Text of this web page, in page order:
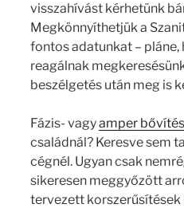
visszahívást kérhetünk
Megkönnyíthetjük a
fontos adatunkat – pláne,
reagálnak
beszélgetés után meg is
Fázis- vagyamper bővítés
családnál? Keresve sem
cégnél. Ugyan csak
sikeresen meggyőzött
tervezett korszerűsítések